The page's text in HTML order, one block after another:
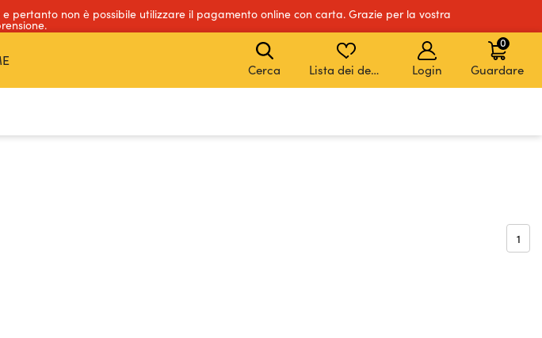
non è possibile utilizzare il pagamento online con carta. Grazie per la vostra
Cerca Lista dei desideri Login Guardare
0
1